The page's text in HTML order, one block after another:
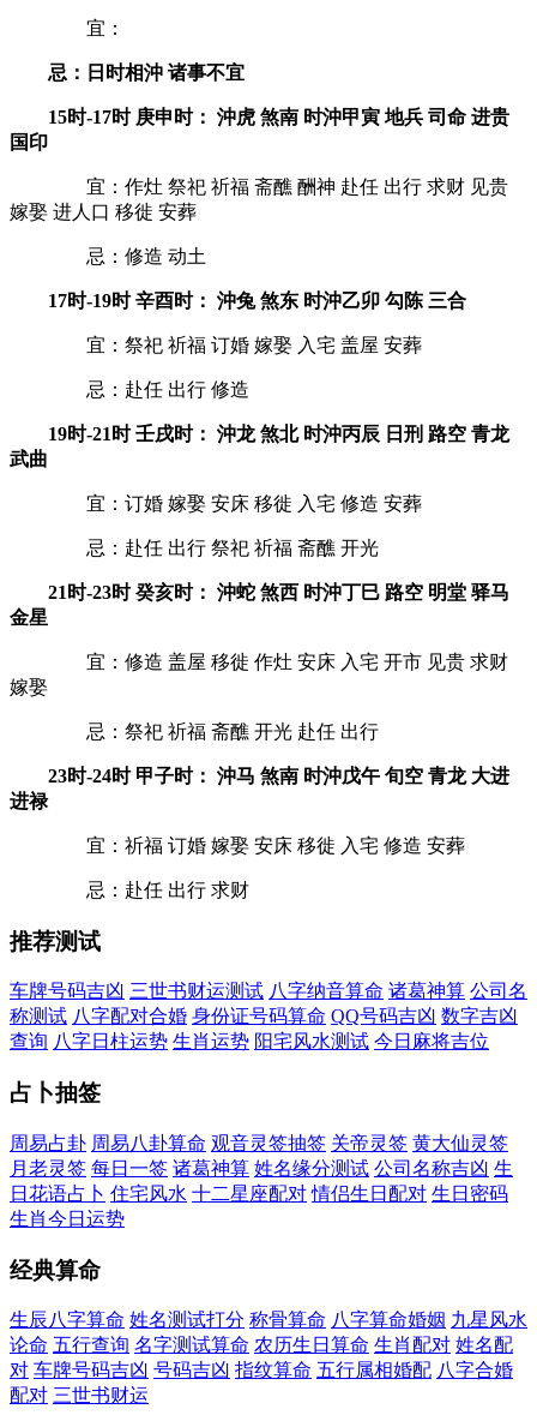
宜：
忌：日时相沖 诸事不宜
15时-17时 庚申时： 沖虎 煞南 时沖甲寅 地兵 司命 进贵
国印
宜：作灶 祭祀 祈福 斋醮 酬神 赴任 出行 求财 见贵
嫁娶 进人口 移徙 安葬
忌：修造 动土
17时-19时 辛酉时： 沖兔 煞东 时沖乙卯 勾陈 三合
宜：祭祀 祈福 订婚 嫁娶 入宅 盖屋 安葬
忌：赴任 出行 修造
19时-21时 壬戌时： 沖龙 煞北 时沖丙辰 日刑 路空 青龙
武曲
宜：订婚 嫁娶 安床 移徙 入宅 修造 安葬
忌：赴任 出行 祭祀 祈福 斋醮 开光
21时-23时 癸亥时： 沖蛇 煞西 时沖丁巳 路空 明堂 驿马
金星
宜：修造 盖屋 移徙 作灶 安床 入宅 开市 见贵 求财
嫁娶
忌：祭祀 祈福 斋醮 开光 赴任 出行
23时-24时 甲子时： 沖马 煞南 时沖戊午 旬空 青龙 大进
进禄
宜：祈福 订婚 嫁娶 安床 移徙 入宅 修造 安葬
忌：赴任 出行 求财
推荐测试
车牌号码吉凶 三世书财运测试 八字纳音算命 诸葛神算 公司名
称测试 八字配对合婚 身份证号码算命 QQ号码吉凶 数字吉凶
查询 八字日柱运势 生肖运势 阳宅风水测试 今日麻将吉位
占卜抽签
周易占卦 周易八卦算命 观音灵签抽签 关帝灵签 黄大仙灵签
月老灵签 每日一签 诸葛神算 姓名缘分测试 公司名称吉凶 生
日花语占卜 住宅风水 十二星座配对 情侣生日配对 生日密码
生肖今日运势
经典算命
生辰八字算命 姓名测试打分 称骨算命 八字算命婚姻 九星风水
论命 五行查询 名字测试算命 农历生日算命 生肖配对 姓名配
对 车牌号码吉凶 号码吉凶 指纹算命 五行属相婚配 八字合婚
配对 三世书财运